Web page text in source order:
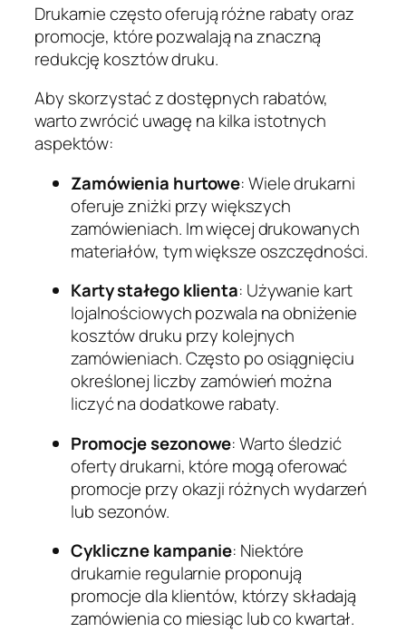
Drukarnie często oferują różne rabaty oraz
promocje, które pozwalają na znaczną
redukcję kosztów druku.
Aby skorzystać z dostępnych rabatów,
warto zwrócić uwagę na kilka istotnych
aspektów:
Zamówienia hurtowe: Wiele drukarni
oferuje zniżki przy większych
zamówieniach. Im więcej drukowanych
materiałów, tym większe oszczędności.
Karty stałego klienta: Używanie kart
lojalnościowych pozwala na obniżenie
kosztów druku przy kolejnych
zamówieniach. Często po osiągnięciu
określonej liczby zamówień można
liczyć na dodatkowe rabaty.
Promocje sezonowe: Warto śledzić
oferty drukarni, które mogą oferować
promocje przy okazji różnych wydarzeń
lub sezonów.
Cykliczne kampanie: Niektóre
drukarnie regularnie proponują
promocje dla klientów, którzy składają
zamówienia co miesiąc lub co kwartał.